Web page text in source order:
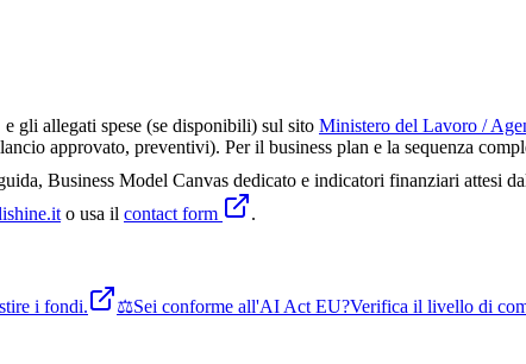
e gli allegati spese (se disponibili) sul sito Ministero del Lavoro /
approvato, preventivi). Per il business plan e la sequenza
Business Model Canvas dedicato e indicatori finanziari attesi
o usa il contact form
.
i fondi. ⚖️Sei conforme all'AI Act EU?Verifica il livello di